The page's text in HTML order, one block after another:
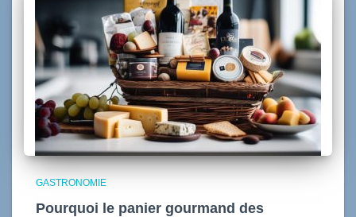
GASTRONOMIE
Pourquoi le panier gourmand des